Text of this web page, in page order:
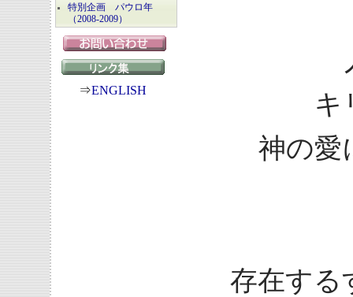
特別企画 パウロ年
（2008-2009）
⇒ENGLISH
キ
神の愛
存在する